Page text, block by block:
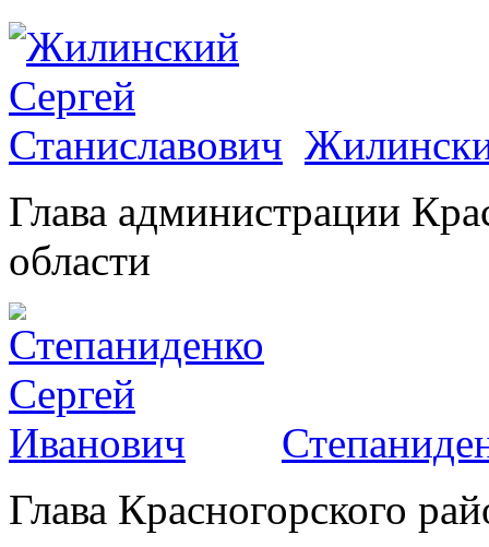
Глава администрации
области
Глава Красногорского